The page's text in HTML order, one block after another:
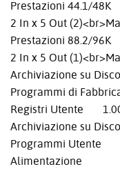
Prestazioni 44.1/
2 In x 5 Out
Prestazioni 88.2/
2 In x 5 Out
Archiviazione su
Programmi di
Registri Utente
Archiviazione su
Programmi Utente
Alimentazione